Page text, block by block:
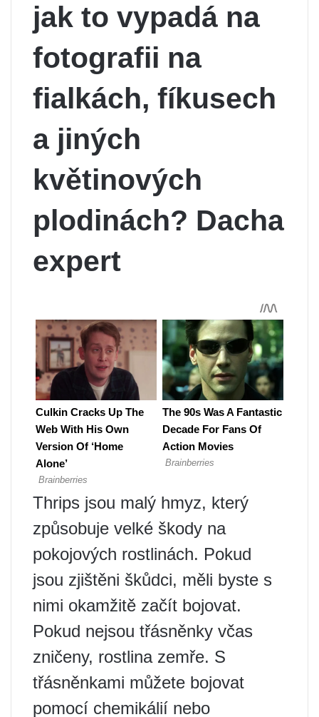
jak to vypadá na
fotografii na
fialkách, fíkusech
a jiných
květinových
plodinách? Dacha
expert
Thrips jsou malý hmyz, který
způsobuje velké škody na
pokojových rostlinách. Pokud
jsou zjištěni škůdci, měli byste s
nimi okamžitě začít bojovat.
Pokud nejsou třásněnky včas
zničeny, rostlina zemře. S
třásněnkami můžete bojovat
pomocí chemikálií nebo